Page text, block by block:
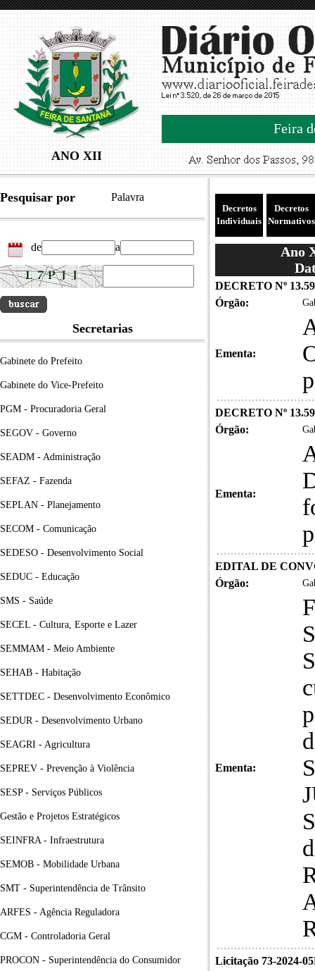
ANO XII
Feira
Pesquisar por Palavra
de a
Secretarias
Gabinete do Prefeito
Gabinete do Vice-Prefeito
PGM - Procuradoria Geral
SEGOV - Governo
SEADM - Administração
SEFAZ - Fazenda
SEPLAN - Planejamento
SECOM - Comunicação
SEDESO - Desenvolvimento Social
SEDUC - Educação
SMS - Saúde
SECEL - Cultura, Esporte e Lazer
SEMMAM - Meio Ambiente
SEHAB - Habitação
SETTDEC - Desenvolvimento Econômico
SEDUR - Desenvolvimento Urbano
SEAGRI - Agricultura
SEPREV - Prevenção à Violência
SESP - Serviços Públicos
Gestão e Projetos Estratégicos
SEINFRA - Infraestrutura
SEMOB - Mobilidade Urbana
SMT - Superintendência de Trânsito
ARFES - Agência Reguladora
CGM - Controladoria Geral
PROCON - Superintendência do Consumidor
Decretos
Individuais
Decretos
Normativos
Ano
DECRETO Nº
Órgão:
Ementa:
DECRETO Nº
Órgão:
Ementa:
EDITAL DE
Órgão:
Ementa:
Licitação 73-2024-